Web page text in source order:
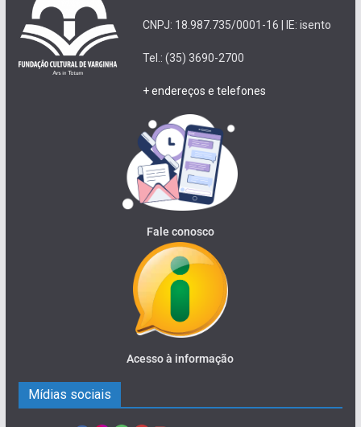
CNPJ: 18.987.735/0001-16 | IE: isento
Tel.: (35) 3690-2700
+ endereços e telefones
Fale conosco
Acesso à informação
Mídias sociais